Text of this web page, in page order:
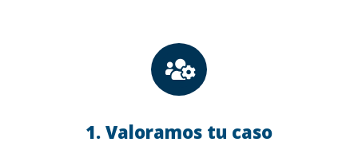

1. Valoramos tu caso